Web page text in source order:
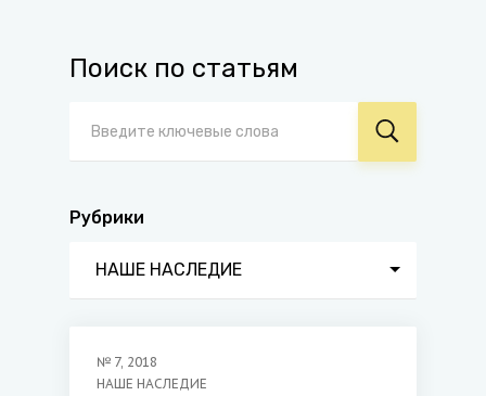
Поиск по статьям
Рубрики
НАШЕ НАСЛЕДИЕ
№ 7, 2018
НАШЕ НАСЛЕДИЕ